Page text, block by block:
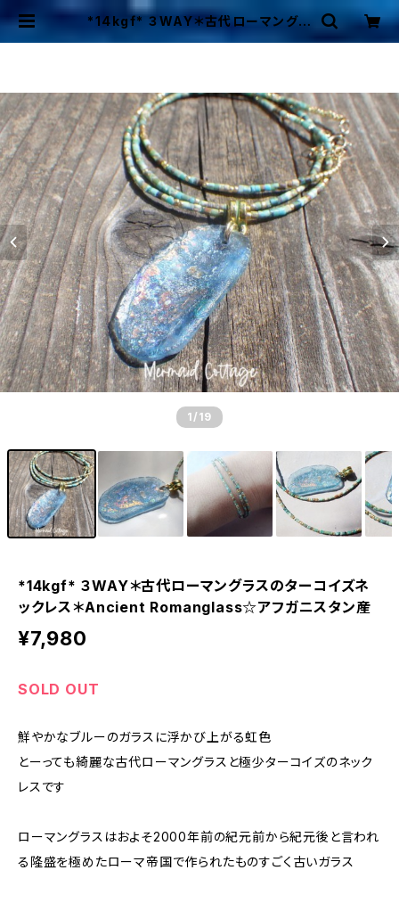
*14kgf* ３WAY＊古代ローマングラ
スのターコイズネックレス＊Ancien
1 /19
*14kgf* ３WAY＊古代ローマングラスのターコイズネ
ックレス＊Ancient Romanglass☆アフガニスタン産
¥7,980
SOLD OUT
鮮やかなブルーのガラスに浮かび上がる虹色
とーっても綺麗な古代ローマングラスと極少ターコイズのネック
レスです
ローマングラスはおよそ2000年前の紀元前から紀元後と言われ
る隆盛を極めたローマ帝国で作られたものすごく古いガラス